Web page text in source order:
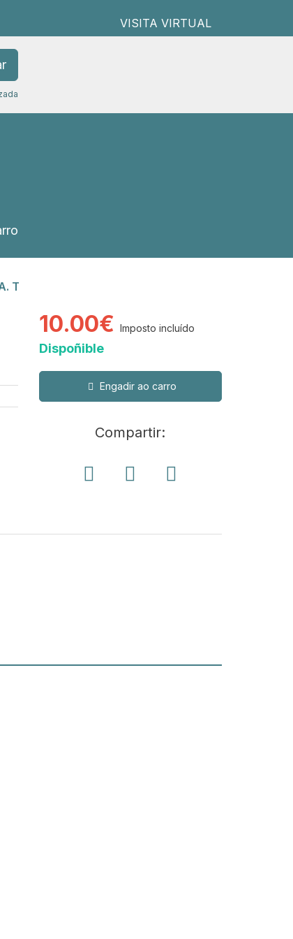
VISITA VIRTUAL
T
10.00€ Imposto incluído
Dispoñible
Engadir ao carro
Compartir: